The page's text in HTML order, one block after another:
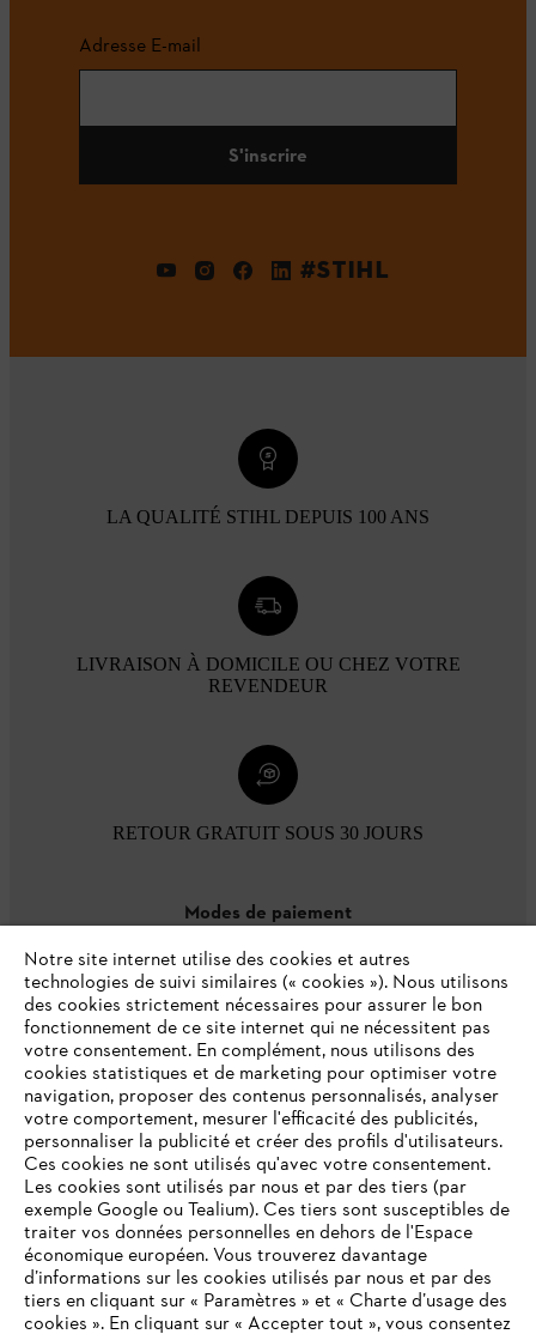
Adresse E-mail
S'inscrire
#STIHL
LA QUALITÉ STIHL DEPUIS 100 ANS
LIVRAISON À DOMICILE OU CHEZ VOTRE
REVENDEUR
RETOUR GRATUIT SOUS 30 JOURS
Modes de paiement
L'Entreprise
Questions / Réponses
Notre site internet utilise des cookies et autres
technologies de suivi similaires (« cookies »). Nous utilisons
des cookies strictement nécessaires pour assurer le bon
fonctionnement de ce site internet qui ne nécessitent pas
votre consentement. En complément, nous utilisons des
cookies statistiques et de marketing pour optimiser votre
navigation, proposer des contenus personnalisés, analyser
votre comportement, mesurer l'efficacité des publicités,
personnaliser la publicité et créer des profils d'utilisateurs.
Ces cookies ne sont utilisés qu'avec votre consentement.
Les cookies sont utilisés par nous et par des tiers (par
exemple Google ou Tealium). Ces tiers sont susceptibles de
traiter vos données personnelles en dehors de l'Espace
économique européen. Vous trouverez davantage
d’informations sur les cookies utilisés par nous et par des
tiers en cliquant sur « Paramètres » et « Charte d’usage des
cookies ». En cliquant sur « Accepter tout », vous consentez